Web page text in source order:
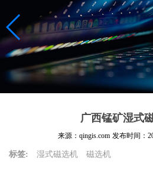
广西锰矿湿式
来源：qingis.com 发布时间：
标签: 湿式磁选机 磁选机